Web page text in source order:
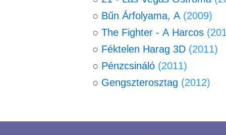
○ Bűn Árfolyama, A (2009)
○ The Fighter - A Harcos
○ Féktelen Harag 3D (2011)
○ Pénzcsináló (2011)
○ Gengszterosztag (2012)